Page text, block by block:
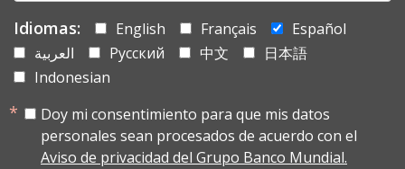
Idiomas: English Français
Español
العربية
Русский 中文
日本語
Indonesian
Doy mi consentimiento para que mis datos
personales sean procesados de acuerdo con el
Aviso de privacidad del Grupo Banco Mundial.